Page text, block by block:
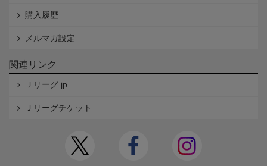
購入履歴
メルマガ設定
関連リンク
Ｊリーグ.jp
Ｊリーグチケット